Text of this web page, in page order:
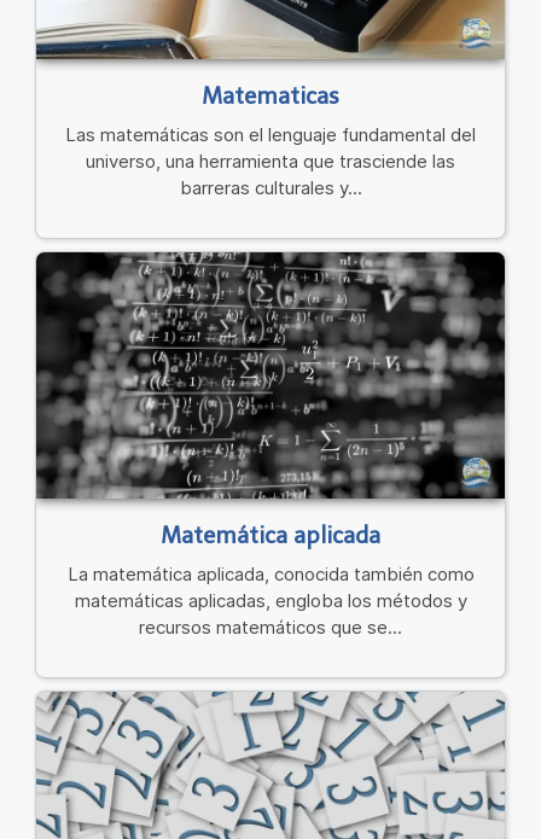
Matematicas
Las matemáticas son el lenguaje fundamental del
universo, una herramienta que trasciende las
barreras culturales y...
Matemática aplicada
La matemática aplicada, conocida también como
matemáticas aplicadas, engloba los métodos y
recursos matemáticos que se...